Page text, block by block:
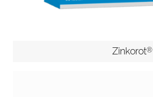
Zinkorot®